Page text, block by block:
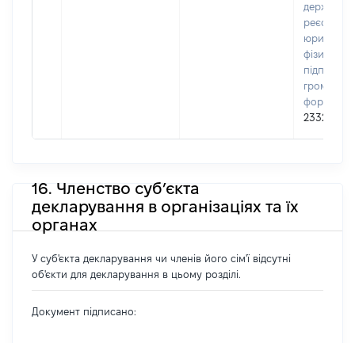
реєстрі
фізичних
23322597
16. Членство суб’єкта
декларування в організаціях та їх
органах
У суб'єкта декларування чи членів його сім'ї відсутні
об'єкти для декларування в цьому розділі.
Документ підписано: